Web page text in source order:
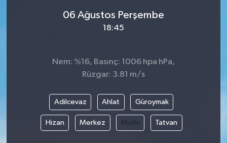
06 Ağustos Perşembe
18:45
Nem: %16, Basınç: 1006 hpa hPa,
Rüzgar: 3.81 m/s
Adilcevaz Ahlat Güroymak
Hizan Merkez Mutki Tatvan